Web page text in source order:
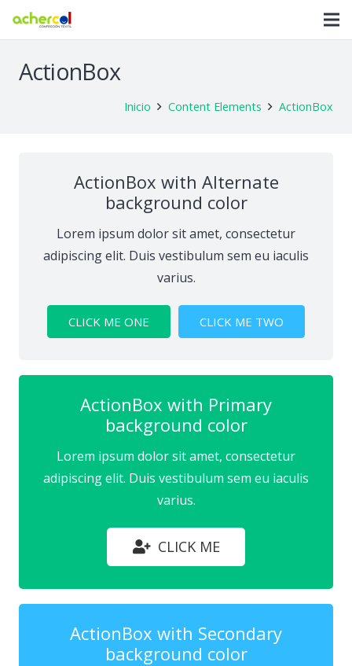
ActionBox
Inicio Content Elements ActionBox
ActionBox with Alternate
background color
Lorem ipsum dolor sit amet, consectetur
adipiscing elit. Duis vestibulum sem eu iaculis
varius.
CLICK ME ONE CLICK ME TWO
ActionBox with Primary
background color
Lorem ipsum dolor sit amet, consectetur
adipiscing elit. Duis vestibulum sem eu iaculis
varius.
CLICK ME
ActionBox with Secondary
background color